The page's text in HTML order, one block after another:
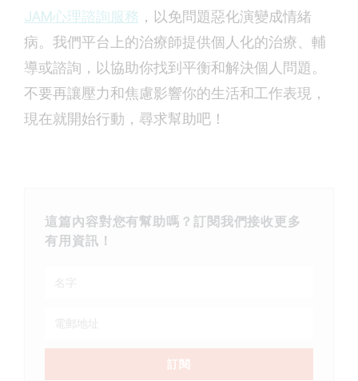
JAM心理諮詢服務 ，以免問題惡化演變成情緒
病。我們平台上的治療師提供個人化的治療、輔
導或諮詢，以協助你找到平衡和解決個人問題。
不要再讓壓力和焦慮影響你的生活和工作表現，
現在就開始行動，尋求幫助吧！
這篇內容對您有幫助嗎？訂閱我們接收更多
有用資訊！
訂閱